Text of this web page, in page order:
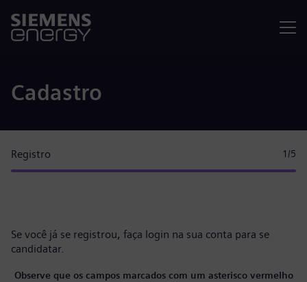
Cadastro
Registro 1 /5
Se você já se registrou, faça login na sua conta para se
candidatar.
Observe que os campos marcados com um asterisco vermelho